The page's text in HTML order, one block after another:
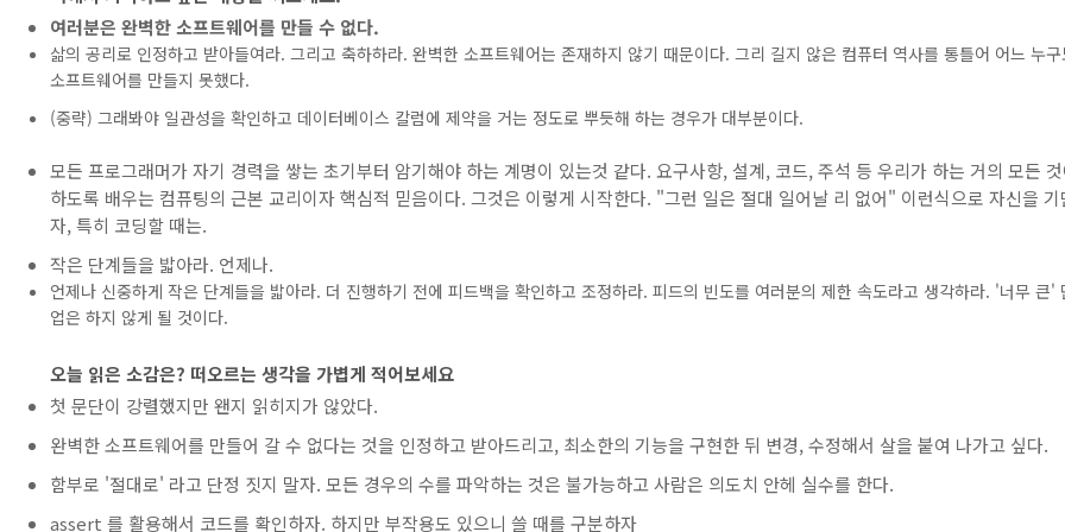
여러분은 완벽한 소프트웨어를 만들 수 없다.
삶의 공리로 인정하고 받아들여라. 그리고 축하하라. 완벽한 소프트웨어는 존재하지 않기 때문이다. 그리 길지 않은 컴퓨터 역사를 통틀어 어느 누
소프트웨어를 만들지 못했다.
(중략) 그래봐야 일관성을 확인하고 데이터베이스 칼럼에 제약을 거는 정도로 뿌듯해 하는 경우가 대부분이다.
모든 프로그래머가 자기 경력을 쌓는 초기부터 암기해야 하는 계명이 있는것 같다. 요구사항, 설계, 코드, 주석 등 우리가 하는 거의 모든
하도록 배우는 컴퓨팅의 근본 교리이자 핵심적 믿음이다. 그것은 이렇게 시작한다. "그런 일은 절대 일어날 리 없어" 이런식으로 자신을
자, 특히 코딩할 때는.
작은 단계들을 밟아라. 언제나.
언제나 신중하게 작은 단계들을 밟아라. 더 진행하기 전에 피드백을 확인하고 조정하라. 피드의 빈도를 여러분의 제한 속도라고 생각하라. '너무 큰'
업은 하지 않게 될 것이다.
오늘 읽은 소감은? 떠오르는 생각을 가볍게 적어보세요
첫 문단이 강렬했지만 왠지 읽히지가 않았다.
완벽한 소프트웨어를 만들어 갈 수 없다는 것을 인정하고 받아드리고, 최소한의 기능을 구현한 뒤 변경, 수정해서 살을 붙여 나가고 싶다.
함부로 '절대로' 라고 단정 짓지 말자. 모든 경우의 수를 파악하는 것은 불가능하고 사람은 의도치 안헤 실수를 한다.
assert 를 활용해서 코드를 확인하자. 하지만 부작용도 있으니 쓸 때를 구분하자